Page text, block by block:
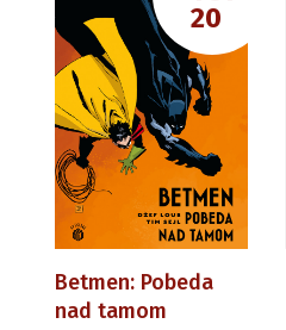
20
Betmen: Pobeda
nad tamom